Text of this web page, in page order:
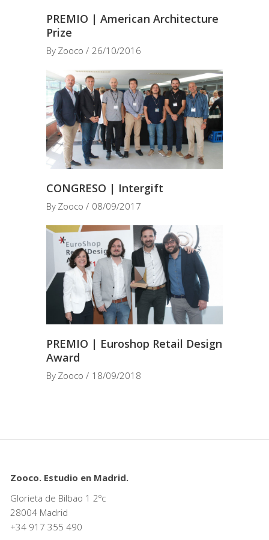
PREMIO | American Architecture
Prize
By Zooco 26/10/2016
CONGRESO | Intergift
By Zooco 08/09/2017
PREMIO | Euroshop Retail Design
Award
By Zooco 18/09/2018
Zooco. Estudio en Madrid.
Glorieta de Bilbao 1 2ºc
28004 Madrid
+34 917 355 490